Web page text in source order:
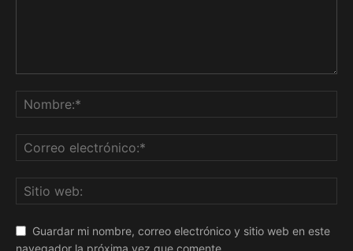
Guardar mi nombre, correo electrónico y sitio web en este